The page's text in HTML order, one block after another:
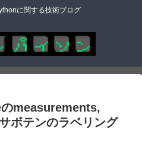
に関する技術ブログ
measurements,
ボテンのラベリング